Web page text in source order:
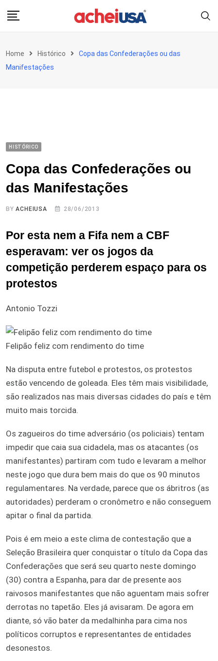
Home Histórico
Copa das Confederações ou das
Manifestações
HISTÓRICO
Copa das Confederações ou
das Manifestações
BYACHEIUSA 28/06/2013
Por esta nem a Fifa nem a CBF
esperavam: ver os jogos da
competição perderem espaço para os
protestos
Antonio Tozzi
Felipão feliz com rendimento do time
Na disputa entre futebol e protestos, os protestos
estão vencendo de goleada. Eles têm mais visibilidade,
são realizados nas mais diversas cidades do país e têm
muito mais torcida.
Os zagueiros do time adversário (os policiais) tentam
impedir que caia sua cidadela, mas os atacantes (os
manifestantes) partiram com tudo e levaram a melhor
neste jogo que dura bem mais do que os 90 minutos
regulamentares. Na verdade, parece que os ábritros (as
autoridades) perderam o cronômetro e não conseguem
apitar o final da partida.
Pois é em meio a este clima de contestação que a
Seleção Brasileira quer conquistar o título da Copa das
Confederações que será seu quarto neste domingo
(30) contra a Espanha, para dar de presente aos
raivosos manifestantes que não aguentam mais sofrer
derrotas no tapetão. Eles já avisaram. De agora em
diante, só vão bater da medalhinha para cima nos
políticos corruptos e representantes de entidades
desonestos.